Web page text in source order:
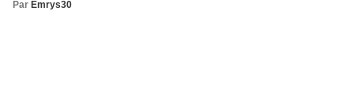
Par Emrys30